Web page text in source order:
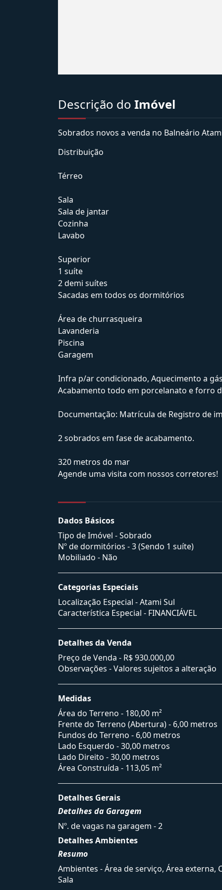
Descrição do Imóvel
Sobrados novos a venda no Balneário
Distribuição
Térreo
Sala
Sala de jantar
Cozinha
Lavabo
Superior
1 suíte
2 demi suítes
Sacadas em todos os dormitórios
Área de churrasqueira
Lavanderia
Piscina
Garagem
Infra p/ar condicionado, Aquecimento a
Acabamento todo em porcelanato e forro
Documentação: Matrícula de Registro de
2 sobrados em fase de acabamento.
320 metros do mar
Agende uma visita com nossos corretores!
Dados Básicos
Tipo de Imóvel - Sobrado
Nº de dormitórios - 3 (Sendo 1 suíte)
Mobiliado - Não
Categorias Especiais
Localização Especial - Atami Sul
Característica Especial - FINANCIÁVEL
Detalhes da Venda
Preço de Venda - R$ 930.000,00
Observações - Valores sujeitos a alteração
Medidas
Área do Terreno - 180,00 m²
Frente do Terreno (Abertura) - 6,00 metros
Fundos do Terreno - 6,00 metros
Lado Esquerdo - 30,00 metros
Lado Direito - 30,00 metros
Área Construída - 113,05 m²
Detalhes Gerais
Detalhes da Garagem
Nº. de vagas na garagem - 2
Detalhes Ambientes
Resumo
Ambientes - Área de serviço, Área externa,
Sala